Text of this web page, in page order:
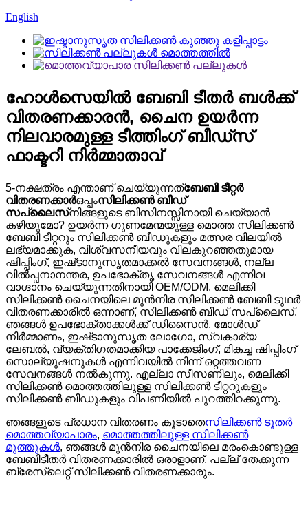
English
ഹോൾസെയിൽ ബേബി ടീതർ ബൾക്ക്
വിതരണക്കാരൻ, ചൈന ഉയർന്ന
നിലവാരമുള്ള ടീത്തിംഗ് ബീഡ്സ്
ഫാക്ടറി നിർമ്മാതാവ്
5-നക്ഷത്രം എന്താണ് ചെയ്യുന്നത്ബേബി ടീറ്റർ
വിതരണക്കാർഒപ്പംസിലിക്കൺ ബീഡ്
സപ്ലൈസ്നിങ്ങളുടെ ബിസിനസ്സിനായി ചെയ്യാൻ
കഴിയുമോ? ഉയർന്ന ഗുണമേന്മയുള്ള മൊത്ത സിലിക്കൺ
ബേബി ടീറ്ററും സിലിക്കൺ ബീഡുകളും മത്സര വിലയിൽ
ലഭ്യമാക്കുക, വിശ്വസനീയവും വിലകുറഞ്ഞതുമായ
ഷിപ്പിംഗ്, ഇഷ്‌ടാനുസൃതമാക്കൽ സേവനങ്ങൾ, നല്ല
വിൽപ്പനാനന്തര, ഉപഭോക്തൃ സേവനങ്ങൾ എന്നിവ
വാഗ്ദാനം ചെയ്യുന്നതിനായി OEM/ODM. മെലിക്കി
സിലിക്കൺ ചൈനയിലെ മുൻനിര സിലിക്കൺ ബേബി ടൂഥർ
വിതരണക്കാരിൽ ഒന്നാണ്, സിലിക്കൺ ബീഡ് സപ്ലൈസ്.
ഞങ്ങൾ ഉപഭോക്താക്കൾക്ക് ഡിസൈൻ, മോൾഡ്
നിർമ്മാണം, ഇഷ്‌ടാനുസൃത ലോഗോ, സ്വകാര്യ
ലേബൽ, വ്യക്തിഗതമാക്കിയ പാക്കേജിംഗ്, മികച്ച ഷിപ്പിംഗ്
സൊല്യൂഷനുകൾ എന്നിവയിൽ നിന്ന് ഒറ്റത്തവണ
സേവനങ്ങൾ നൽകുന്നു. എല്ലാ സീസണിലും, മെലിക്കി
സിലിക്കൺ മൊത്തത്തിലുള്ള സിലിക്കൺ ടീറ്ററുകളും
സിലിക്കൺ ബീഡുകളും വിപണിയിൽ പുറത്തിറക്കുന്നു.
ഞങ്ങളുടെ പ്രധാന വിതരണം കൂടാതെസിലിക്കൺ ടൂതർ
മൊത്തവ്യാപാരം, മൊത്തത്തിലുള്ള സിലിക്കൺ
മുത്തുകൾ, ഞങ്ങൾ മുൻനിര ചൈനയിലെ മരംകൊണ്ടുള്ള
ബേബിടീതർ വിതരണക്കാരിൽ ഒരാളാണ്, പല്ല് തേക്കുന്ന
ബ്രേസ്ലെറ്റ് സിലിക്കൺ വിതരണക്കാരും.